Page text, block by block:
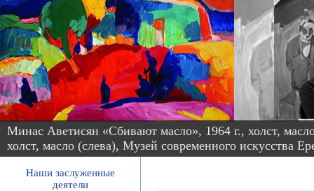
Минас Аветисян «Сбивают масло», 1964 г., холст,
холст, масло (слева), Музей современного искусства
Наши заслуженные
деятели